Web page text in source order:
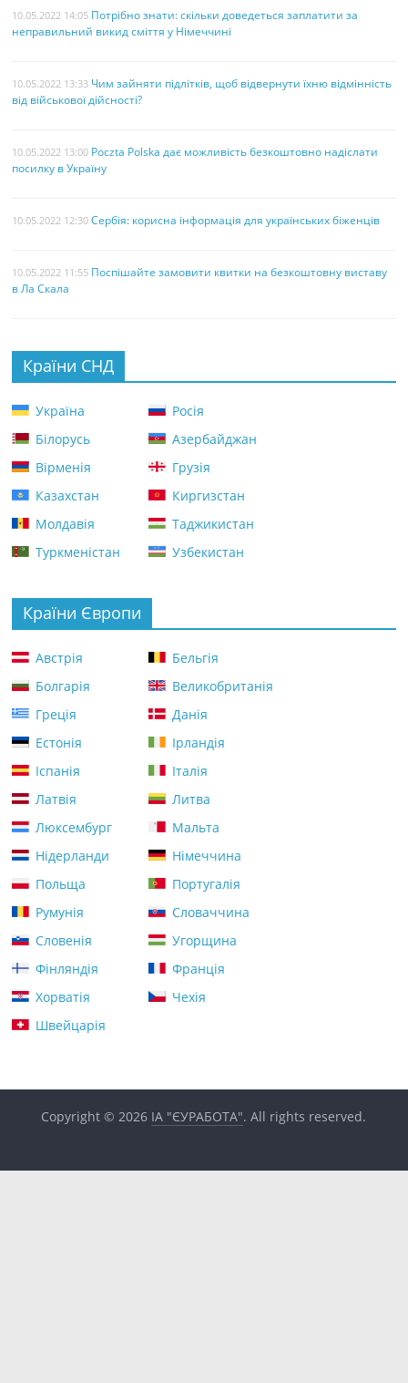
10.05.2022 14:05 Потрібно знати: скільки доведеться заплатити за
неправильний викид сміття у Німеччині
10.05.2022 13:33 Чим зайняти підлітків, щоб відвернути їхню відмінність
від військової дійсності?
10.05.2022 13:00 Poczta Polska дає можливість безкоштовно надіслати
посилку в Україну
10.05.2022 12:30 Сербія: корисна інформація для українських біженців
10.05.2022 11:55 Поспішайте замовити квитки на безкоштовну виставу
в Ла Скала
Країни СНД
Україна
Росія
Білорусь
Азербайджан
Вірменія
Грузія
Казахстан
Киргизстан
Молдавія
Таджикистан
Туркменістан
Узбекистан
Країни Європи
Австрія
Бельгія
Болгарія
Великобританія
Греція
Данія
Естонія
Ірландія
Іспанія
Італія
Латвія
Литва
Люксембург
Мальта
Нідерланди
Німеччина
Польща
Португалія
Румунія
Словаччина
Словенія
Угорщина
Фінляндія
Франція
Хорватія
Чехія
Швейцарія
Copyright © 2026 ІА "ЄУРАБОТА". All rights reserved.